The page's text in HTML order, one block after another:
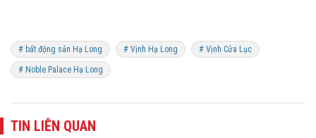
# bất động sản Hạ Long # Vịnh Hạ Long # Vịnh Cửa Lục
# Noble Palace Hạ Long
TIN LIÊN QUAN